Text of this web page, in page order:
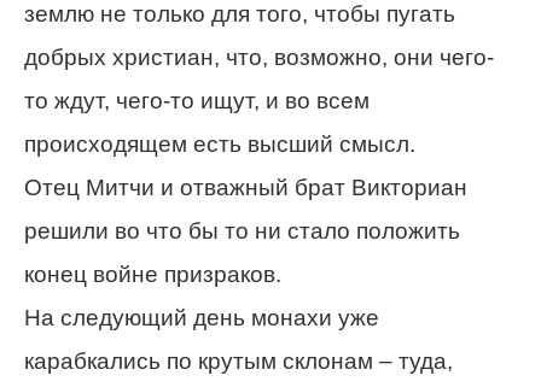
землю не только для того, чтобы пугать
добрых христиан, что, возможно, они чего-
то ждут, чего-то ищут, и во всем
происходящем есть высший смысл.
Отец Митчи и отважный брат Викториан
решили во что бы то ни стало положить
конец войне призраков.
На следующий день монахи уже
карабкались по крутым склонам – туда,